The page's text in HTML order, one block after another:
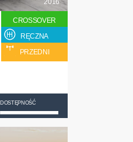
2016
CROSSOVER
RĘCZNA
PRZEDNI
DOSTĘPNOŚĆ